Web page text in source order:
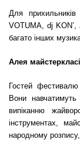
Для
VOTUMA, dj
багато інших
Алея
Гостей фестивалю
Вони навчатимуть
випіканню
інструментах,
народному